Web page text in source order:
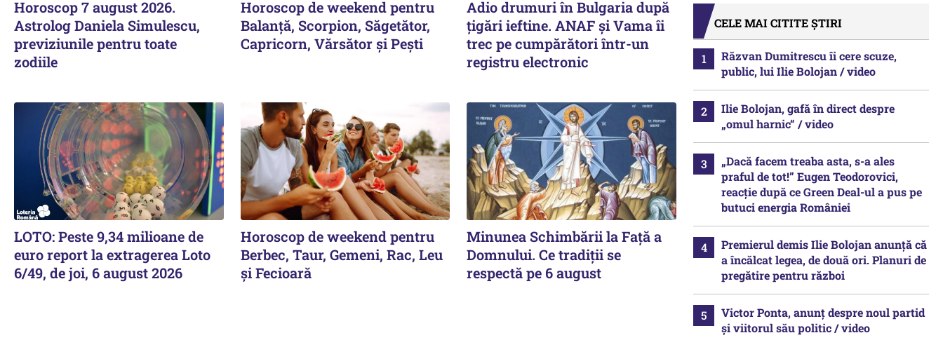
Horoscop 7 august 2026.
Astrolog Daniela Simulescu,
previziunile pentru toate
zodiile
Horoscop de weekend pentru
Balanță, Scorpion, Săgetător,
Capricorn, Vărsător și Pești
Adio drumuri în Bulgaria după
țigări ieftine. ANAF și Vama îi
trec pe cumpărători într-un
registru electronic
LOTO: Peste 9,34 milioane de
euro report la extragerea Loto
6/49, de joi, 6 august 2026
Horoscop de weekend pentru
Berbec, Taur, Gemeni, Rac, Leu
și Fecioară
Minunea Schimbării la Față a
Domnului. Ce tradiții se
respectă pe 6 august
CELE MAI CITITE ȘTIRI
Răzvan Dumitrescu îi cere scuze,
public, lui Ilie Bolojan / video
Ilie Bolojan, gafă în direct despre
„omul harnic“ / video
„Dacă facem treaba asta, s-a ales
praful de tot!” Eugen Teodorovici,
reacție după ce Green Deal-ul a pus pe
butuci energia României
Premierul demis Ilie Bolojan anunță că
a încălcat legea, de două ori. Planuri de
pregătire pentru război
Victor Ponta, anunț despre noul partid
și viitorul său politic / video